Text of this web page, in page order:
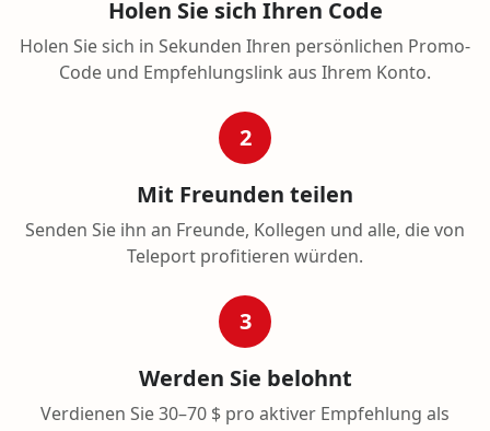
Holen Sie sich Ihren Code
Holen Sie sich in Sekunden Ihren persönlichen Promo-
Code und Empfehlungslink aus Ihrem Konto.
2
Mit Freunden teilen
Senden Sie ihn an Freunde, Kollegen und alle, die von
Teleport profitieren würden.
3
Werden Sie belohnt
Verdienen Sie 30–70 $ pro aktiver Empfehlung als